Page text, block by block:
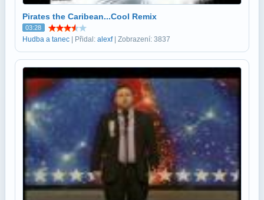
Pirates the Caribean...Cool Remix
03:28
Hudba a tanec | Přidal: alexf| Zobrazení: 3837